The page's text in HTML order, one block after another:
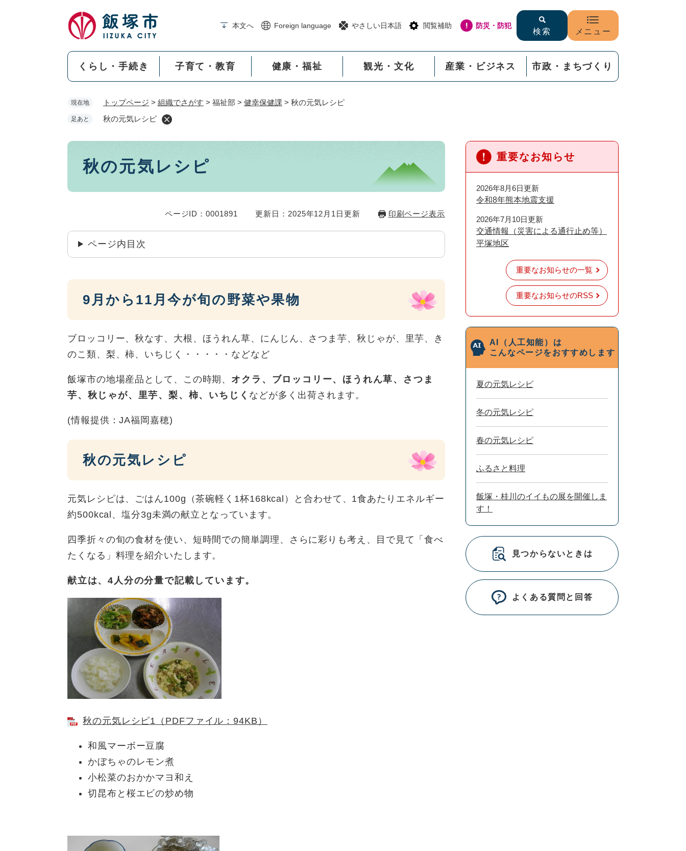
本文へ Foreign language やさしい日本語 閲覧補助 防災・防犯
検索 メニュー
くらし・手続き 子育て・教育 健康・福祉 観光・文化 産業・ビジネス 市政・まちづくり
現在地 トップページ > 組織でさがす > 福祉部 > 健幸保健課 > 秋の元気レシピ
足あと 秋の元気レシピ
本
秋の元気レシピ
ページID：0001891 更新日：2025年12月1日更新 印刷ページ表示
ページ内目次
9月から11月今が旬の野菜や果物
ブロッコリー、秋なす、大根、ほうれん草、にんじん、さつま芋、秋じゃが、里芋、き
のこ類、梨、柿、いちじく・・・・・などなど
飯塚市の地場産品として、この時期、 オクラ、ブロッコリー、ほうれん草、さつま
芋、秋じゃが、里芋、梨、柿、いちじく などが多く出荷されます。
(情報提供：JA福岡嘉穂)
秋の元気レシピ
元気レシピは、ごはん100g（茶碗軽く1杯168kcal）と合わせて、1食あたりエネルギー
約500kcal、塩分3g未満の献立となっています。
四季折々の旬の食材を使い、短時間での簡単調理、さらに彩りも考え、目で見て「食べ
たくなる」料理を紹介いたします。
献立は、4人分の分量で記載しています。
秋の元気レシピ1（PDFファイル：94KB）
和風マーボー豆腐
かぼちゃのレモン煮
小松菜のおかかマヨ和え
切昆布と桜エビの炒め物
重要なお知らせ
2026年8月6日更新
令和8年熊本地震支援
2026年7月10日更新
交通情報（災害による通行止め等）
平塚地区
重要なお知らせの一覧
重要なお知らせのRSS
AI（人工知能）は
こんなページをおすすめします
夏の元気レシピ
冬の元気レシピ
春の元気レシピ
ふるさと料理
飯塚・桂川のイイもの展を開催しま
す！
見つからないときは
よくある質問と回答